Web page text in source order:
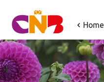
Home